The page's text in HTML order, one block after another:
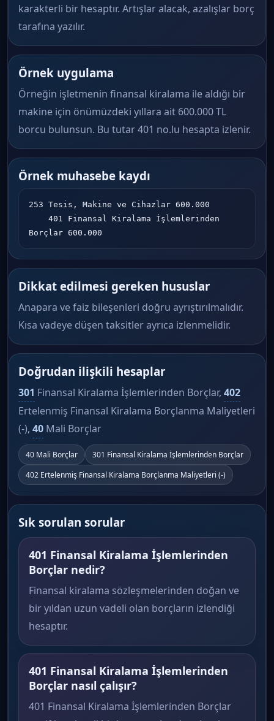
karakterli bir hesaptır. Artışlar alacak, azalışlar borç
tarafına yazılır.
Örnek uygulama
Örneğin işletmenin finansal kiralama ile aldığı bir
makine için önümüzdeki yıllara ait 600.000 TL
borcu bulunsun. Bu tutar 401 no.lu hesapta izlenir.
Örnek muhasebe kaydı
253 Tesis, Makine ve Cihazlar 600.000
Borçlar 600.000
Dikkat edilmesi gereken hususlar
Anapara ve faiz bileşenleri doğru ayrıştırılmalıdır.
Kısa vadeye düşen taksitler ayrıca izlenmelidir.
Doğrudan ilişkili hesaplar
301 Finansal Kiralama İşlemlerinden Borçlar, 402
Ertelenmiş Finansal Kiralama Borçlanma Maliyetleri
(-), 40 Mali Borçlar
40 Mali Borçlar
301 Finansal Kiralama İşlemlerinden Borçlar
402 Ertelenmiş Finansal Kiralama Borçlanma Maliyetleri (-)
Sık sorulan sorular
401 Finansal Kiralama İşlemlerinden
Borçlar nedir?
Finansal kiralama sözleşmelerinden doğan ve
bir yıldan uzun vadeli olan borçların izlendiği
hesaptır.
401 Finansal Kiralama İşlemlerinden
Borçlar nasıl çalışır?
401 Finansal Kiralama İşlemlerinden Borçlar